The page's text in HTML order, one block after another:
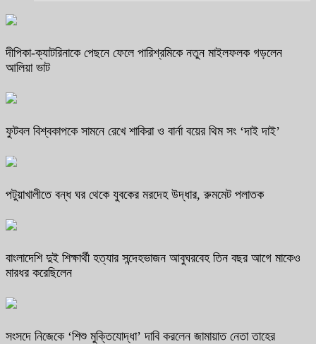
দীপিকা-ক্যাটরিনাকে পেছনে ফেলে পারিশ্রমিকে নতুন মাইলফলক গড়লেন
আলিয়া ভাট
ফুটবল বিশ্বকাপকে সামনে রেখে শাকিরা ও বার্না বয়ের থিম সং ‘দাই দাই’
পটুয়াখালীতে বন্ধ ঘর থেকে যুবকের মরদেহ উদ্ধার, রুমমেট পলাতক
বাংলাদেশি দুই শিক্ষার্থী হত্যার সন্দেহভাজন আবুঘরবেহ তিন বছর আগে মাকেও
মারধর করেছিলেন
সংসদে নিজেকে ‘শিশু মুক্তিযোদ্ধা’ দাবি করলেন জামায়াত নেতা তাহের